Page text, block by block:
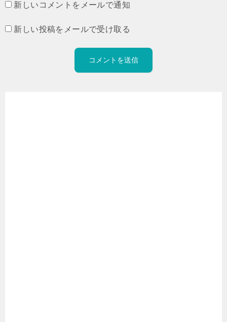
新しいコメントをメールで通知
新しい投稿をメールで受け取る